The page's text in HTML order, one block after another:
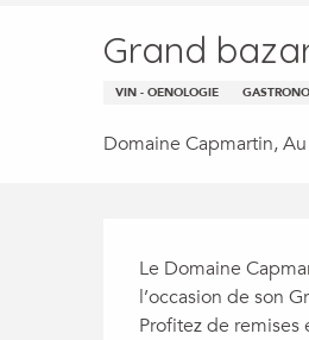
Grand
VIN - OENOLOGIE
Domaine Capmartin,
Le Domaine
l’occasion de son
Profitez de